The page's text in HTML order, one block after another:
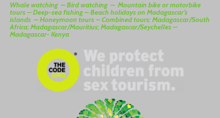
Whale watching –Bird watching – Mountain bike or motorbike
tours –Deep-sea fishing –Beach holidays on Madagascar’s
islands –Honeymoon tours –Combined tours: Madagascar/South
Africa; Madagascar/Mauritius; Madagascar/Seychelles –
Madagascar- Kenya